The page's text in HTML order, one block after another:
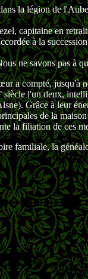
la légion de
capitaine en
à la
ne savons pas à
a compté, jusqu'à
l'un deux,
Grâce à leur
de la
la filiation de ces
familiale, la